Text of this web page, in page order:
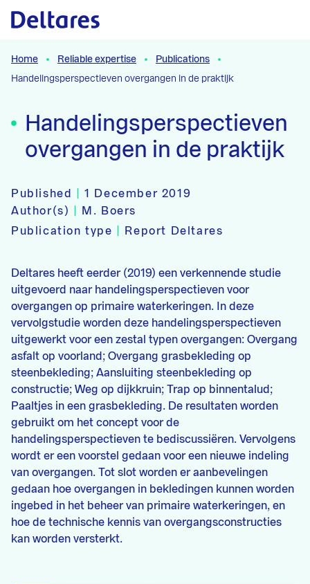
Naar hoofdcontent
Home Reliable expertise
Publications
Handelingsperspectieven overgangen in de praktijk
Handelingsperspectieven
overgangen in de praktijk
Published |1 December 2019
Author(s)
M. Boers
Publication type
Report Deltares
Deltares heeft eerder (2019) een verkennende studie
uitgevoerd naar handelingsperspectieven voor
overgangen op primaire waterkeringen. In deze
vervolgstudie worden deze handelingsperspectieven
uitgewerkt voor een zestal typen overgangen: Overgang
asfalt op voorland; Overgang grasbekleding op
steenbekleding; Aansluiting steenbekleding op
constructie; Weg op dijkkruin; Trap op binnentalud;
Paaltjes in een grasbekleding. De resultaten worden
gebruikt om het concept voor de
handelingsperspectieven te bediscussiëren. Vervolgens
wordt er een voorstel gedaan voor een nieuwe indeling
van overgangen. Tot slot worden er aanbevelingen
gedaan hoe overgangen in bekledingen kunnen worden
ingebed in het beheer van primaire waterkeringen, en
hoe de technische kennis van overgangsconstructies
kan worden versterkt.